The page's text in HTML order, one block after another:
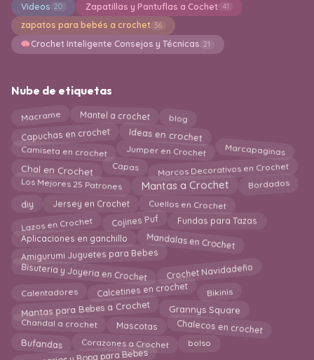
Videos 20 Zapatillas y Pantuflas a Cochet 41
zapatos para bebés a crochet 36
Crochet Inteligente Consejos y Técnicas 21
Nube de etiquetas
Macrame Mantel a crochet blog
Capuchas en crochet Ideas en crochet
Camiseta en crochet Jumper en Crochet Marcapaginas
Chal en Crochet Capas Marcos Decorativos en Crochet
Los Mejores 25 Patrones Mantas a Crochet Bordados
diy Jersey en Crochet Cuellos en Crochet
Lazos en Crochet Cojines Puf
Fundas para Tazas
Aplicaciones en ganchillo
Mandalas en Crochet
Amigurumi Juguetes para Bebes
Bisuteria y Joyeria en Crochet Crochet Navidadeño
Calentadores Calcetines en crochet Bikinis
Mantas para Bebes a Crochet Grannys Square
Chandal a crochet Mascotas Chalecos en crochet
Bufandas Corazones a Crochet bolso